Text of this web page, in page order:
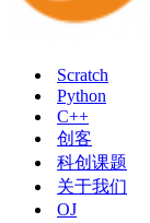
Scratch
Python
C++
创客
科创课题
关于我们
OJ